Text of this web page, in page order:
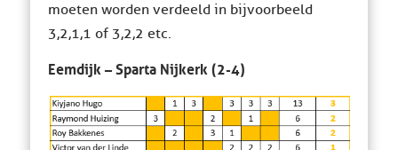
moeten worden verdeeld in bijvoorbeeld
3,2,1,1 of 3,2,2 etc.
Eemdijk – Sparta Nijkerk (2-4)